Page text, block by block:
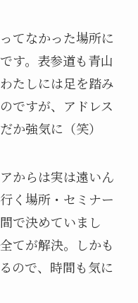
てなかった場所に
す。表参道も青山
たしには足を踏み
ですが、アドレス
か強気に（笑）
からは実は遠いん
く場所・セミナー
で決めていまし
てが解決。しかも
ので、時間も気に